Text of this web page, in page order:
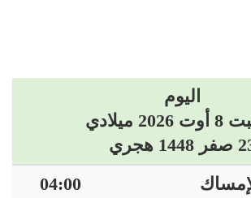
اليوم
ميلادي
هجري
04:00